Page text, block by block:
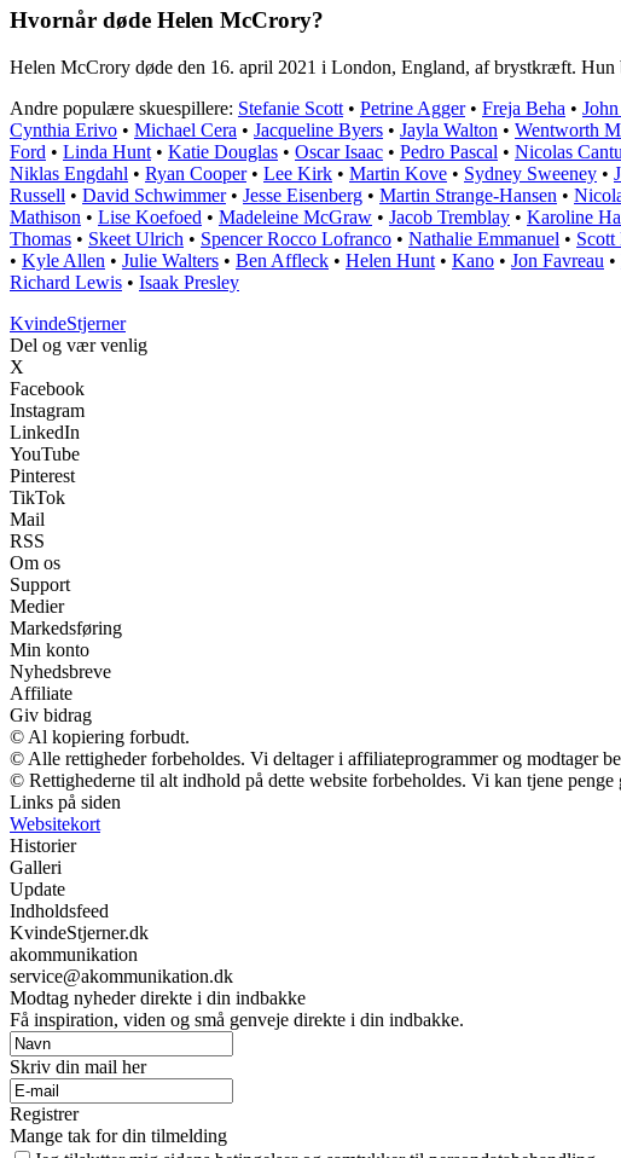
Hvornår døde Helen McCrory?
Helen McCrory døde den 16. april 2021 i London, England, af brystkræft. Hun
Andre populære skuespillere: Stefanie Scott • Petrine Agger• Freja Beha •
Cynthia Erivo • Michael Cera • Jacqueline Byers • Jayla Walton • Wentworth
Ford • Linda Hunt • Katie Douglas • Oscar Isaac • Pedro Pascal • Nicolas Cantu
Niklas Engdahl • Ryan Cooper• Lee Kirk • Martin Kove • Sydney Sweeney •
Russell • David Schwimmer• Jesse Eisenberg • Martin Strange-Hansen •
Mathison • Lise Koefoed • Madeleine McGraw • Jacob Tremblay • Karoline
Thomas • Skeet Ulrich • Spencer Rocco Lofranco • Nathalie Emmanuel • Scott
• Kyle Allen • Julie Walters • Ben Affleck • Helen Hunt • Kano • Jon Favreau •
Richard Lewis • Isaak Presley
KvindeStjerner
Del og vær venlig
X
Facebook
Instagram
LinkedIn
YouTube
Pinterest
TikTok
Mail
RSS
Om os
Support
Medier
Markedsføring
Min konto
Nyhedsbreve
Affiliate
Giv bidrag
© Al kopiering forbudt.
© Alle rettigheder forbeholdes. Vi deltager i affiliateprogrammer og modtager
© Rettighederne til alt indhold på dette website forbeholdes. Vi kan tjene
Links på siden
Websitekort
Historier
Galleri
Update
Indholdsfeed
KvindeStjerner.dk
akommunikation
service@akommunikation.dk
Modtag nyheder direkte i din indbakke
Få inspiration, viden og små genveje direkte i din indbakke.
Skriv din mail her
Registrer
Mange tak for din tilmelding